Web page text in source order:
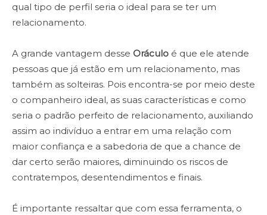
qual tipo de perfil seria o ideal para se ter um
relacionamento.
A grande vantagem desse Oráculo é que ele atende
pessoas que já estão em um relacionamento, mas
também as solteiras. Pois encontra-se por meio deste
o companheiro ideal, as suas características e como
seria o padrão perfeito de relacionamento, auxiliando
assim ao indivíduo a entrar em uma relação com
maior confiança e a sabedoria de que a chance de
dar certo serão maiores, diminuindo os riscos de
contratempos, desentendimentos e finais.
É importante ressaltar que com essa ferramenta, o